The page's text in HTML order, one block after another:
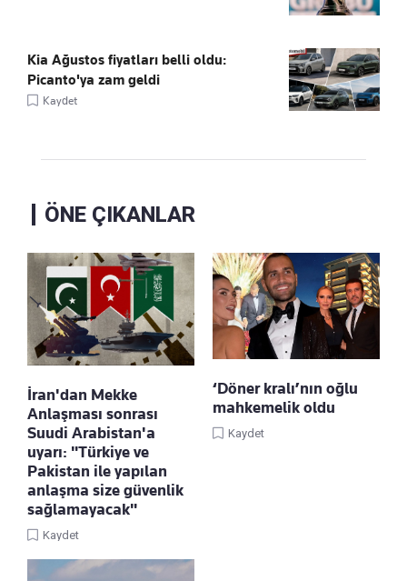
Kia Ağustos fiyatları belli oldu:
Picanto'ya zam geldi
Kaydet
ÖNE ÇIKANLAR
İran'dan Mekke
Anlaşması sonrası
Suudi Arabistan'a
uyarı: "Türkiye ve
Pakistan ile yapılan
anlaşma size güvenlik
sağlamayacak"
Kaydet
‘Döner kralı’nın oğlu
mahkemelik oldu
Kaydet